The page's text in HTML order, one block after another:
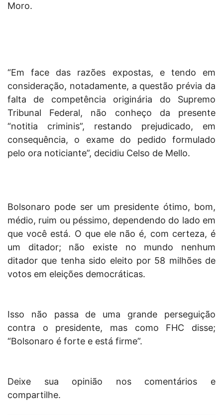
Moro.
“Em face das razões expostas, e tendo em
consideração, notadamente, a questão prévia da
falta de competência originária do Supremo
Tribunal Federal, não conheço da presente
“notitia criminis”, restando prejudicado, em
consequência, o exame do pedido formulado
pelo ora noticiante”, decidiu Celso de Mello.
Bolsonaro pode ser um presidente ótimo, bom,
médio, ruim ou péssimo, dependendo do lado em
que você está. O que ele não é, com certeza, é
um ditador; não existe no mundo nenhum
ditador que tenha sido eleito por 58 milhões de
votos em eleições democráticas.
Isso não passa de uma grande perseguição
contra o presidente, mas como FHC disse;
“Bolsonaro é forte e está firme”.
Deixe sua opinião nos comentários e
compartilhe.